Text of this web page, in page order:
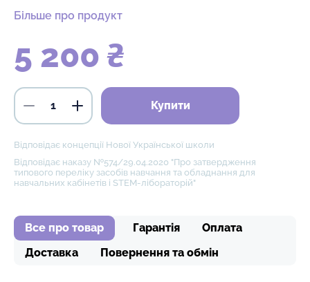
Більше про продукт
5 200 ₴
Купити
Відповідає концепції Нової Української школи
Відповідає наказу №574/29.04.2020 "Про затвердження
типового переліку засобів навчання та обладнання для
навчальних кабінетів і STEM-лібораторій"
Все про товар Гарантія
Оплата
Доставка
Повернення та обмін